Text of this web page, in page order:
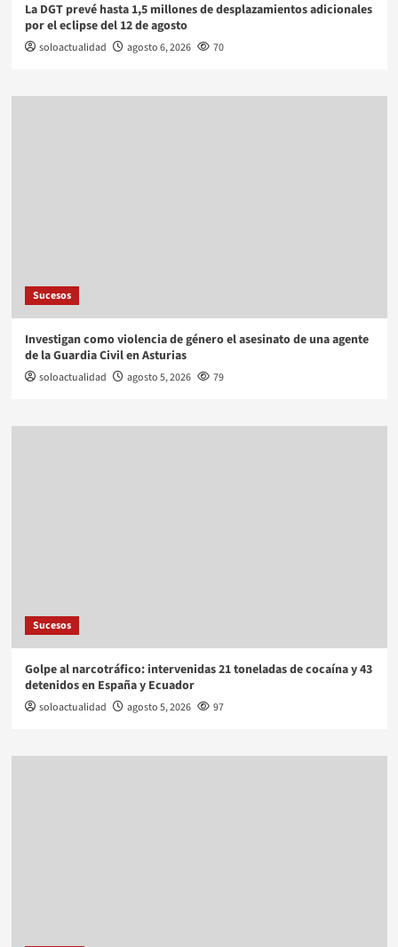
La DGT prevé hasta 1,5 millones de desplazamientos adicionales
por el eclipse del 12 de agosto
soloactualidad agosto 6, 2026 70
Sucesos
Investigan como violencia de género el asesinato de una agente
de la Guardia Civil en Asturias
soloactualidad agosto 5, 2026 79
Sucesos
Golpe al narcotráfico: intervenidas 21 toneladas de cocaína y 43
detenidos en España y Ecuador
soloactualidad agosto 5, 2026 97